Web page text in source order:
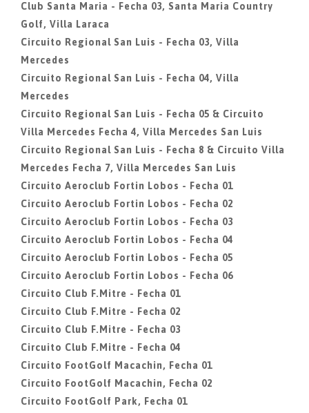
Club Santa Maria - Fecha 03, Santa Maria Country
Golf, Villa Laraca
Circuito Regional San Luis - Fecha 03, Villa
Mercedes
Circuito Regional San Luis - Fecha 04, Villa
Mercedes
Circuito Regional San Luis - Fecha 05 & Circuito
Villa Mercedes Fecha 4, Villa Mercedes San Luis
Circuito Regional San Luis - Fecha 8 & Circuito Villa
Mercedes Fecha 7, Villa Mercedes San Luis
Circuito Aeroclub Fortin Lobos - Fecha 01
Circuito Aeroclub Fortin Lobos - Fecha 02
Circuito Aeroclub Fortin Lobos - Fecha 03
Circuito Aeroclub Fortin Lobos - Fecha 04
Circuito Aeroclub Fortin Lobos - Fecha 05
Circuito Aeroclub Fortin Lobos - Fecha 06
Circuito Club F.Mitre - Fecha 01
Circuito Club F.Mitre - Fecha 02
Circuito Club F.Mitre - Fecha 03
Circuito Club F.Mitre - Fecha 04
Circuito FootGolf Macachin, Fecha 01
Circuito FootGolf Macachin, Fecha 02
Circuito FootGolf Park, Fecha 01